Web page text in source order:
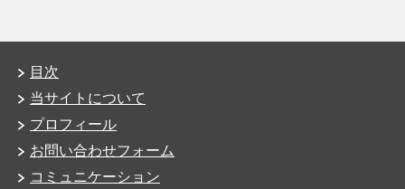
目次
当サイトについて
プロフィール
お問い合わせフォーム
コミュニケーション